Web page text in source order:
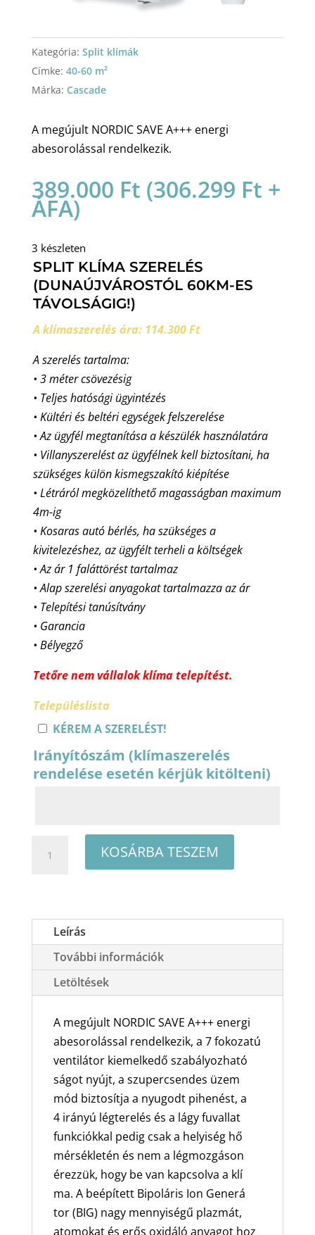
Kategória: Split klímák
Címke: 40-60 m²
Márka: Cascade
A megújult NORDIC SAVE A+++ energi
abesorolással rendelkezik.
389.000 Ft (306.299 Ft +
ÁFA)
3 készleten
SPLIT KLÍMA SZERELÉS
(DUNAÚJVÁROSTÓL 60KM-ES
TÁVOLSÁGIG!)
A klímaszerelés ára: 114.300 Ft
A szerelés tartalma:
• 3 méter csövezésig
• Teljes hatósági ügyintézés
• Kültéri és beltéri egységek felszerelése
• Az ügyfél megtanítása a készülék használatára
• Villanyszerelést az ügyfélnek kell biztosítani, ha
szükséges külön kismegszakító kiépítése
• Létráról megközelíthető magasságban maximum
4m-ig
• Kosaras autó bérlés, ha szükséges a
kivitelezéshez, az ügyfélt terheli a költségek
• Az ár 1 faláttörést tartalmaz
• Alap szerelési anyagokat tartalmazza az ár
• Telepítési tanúsítvány
• Garancia
• Bélyegző
Tetőre nem vállalok klíma telepítést.
Településlista
KÉREM A SZERELÉST!
Irányítószám (klímaszerelés
rendelése esetén kérjük kitölteni)
Nordic
oldalfali
klíma
csomag
5.2
mennyiség
KOSÁRBA TESZEM
Leírás
További információk
Letöltések
A megújult NORDIC SAVE A+++ energi
abesorolással rendelkezik, a 7 fokozatú
ventilátor kiemelkedő szabályozható
ságot nyújt, a szupercsendes üzem
mód biztosítja a nyugodt pihenést, a
4 irányú légterelés és a lágy fuvallat
funkciókkal pedig csak a helyiség hő
mérsékletén és nem a légmozgáson
érezzük, hogy be van kapcsolva a klí
ma. A beépített Bipoláris Ion Generá
tor (BIG) nagy mennyiségű plazmát,
atomokat és erős oxidáló anyagot hoz